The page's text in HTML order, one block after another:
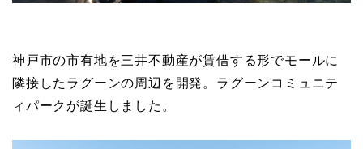
神戸市の市有地を三井不動産が賃借する形でモールに
隣接したラグーンの周辺を開発。ラグーンコミュニテ
ィパークが誕生しました。